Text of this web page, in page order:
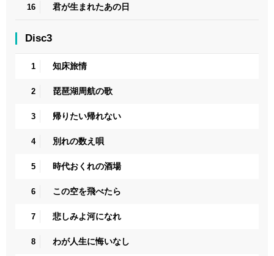
16 君が生まれたあの日
Disc3
1 知床旅情
2 琵琶湖周航の歌
3 帰りたい帰れない
4 別れの数え唄
5 時代おくれの酒場
6 この空を飛べたら
7 悲しみよ河になれ
8 わが人生に悔いなし